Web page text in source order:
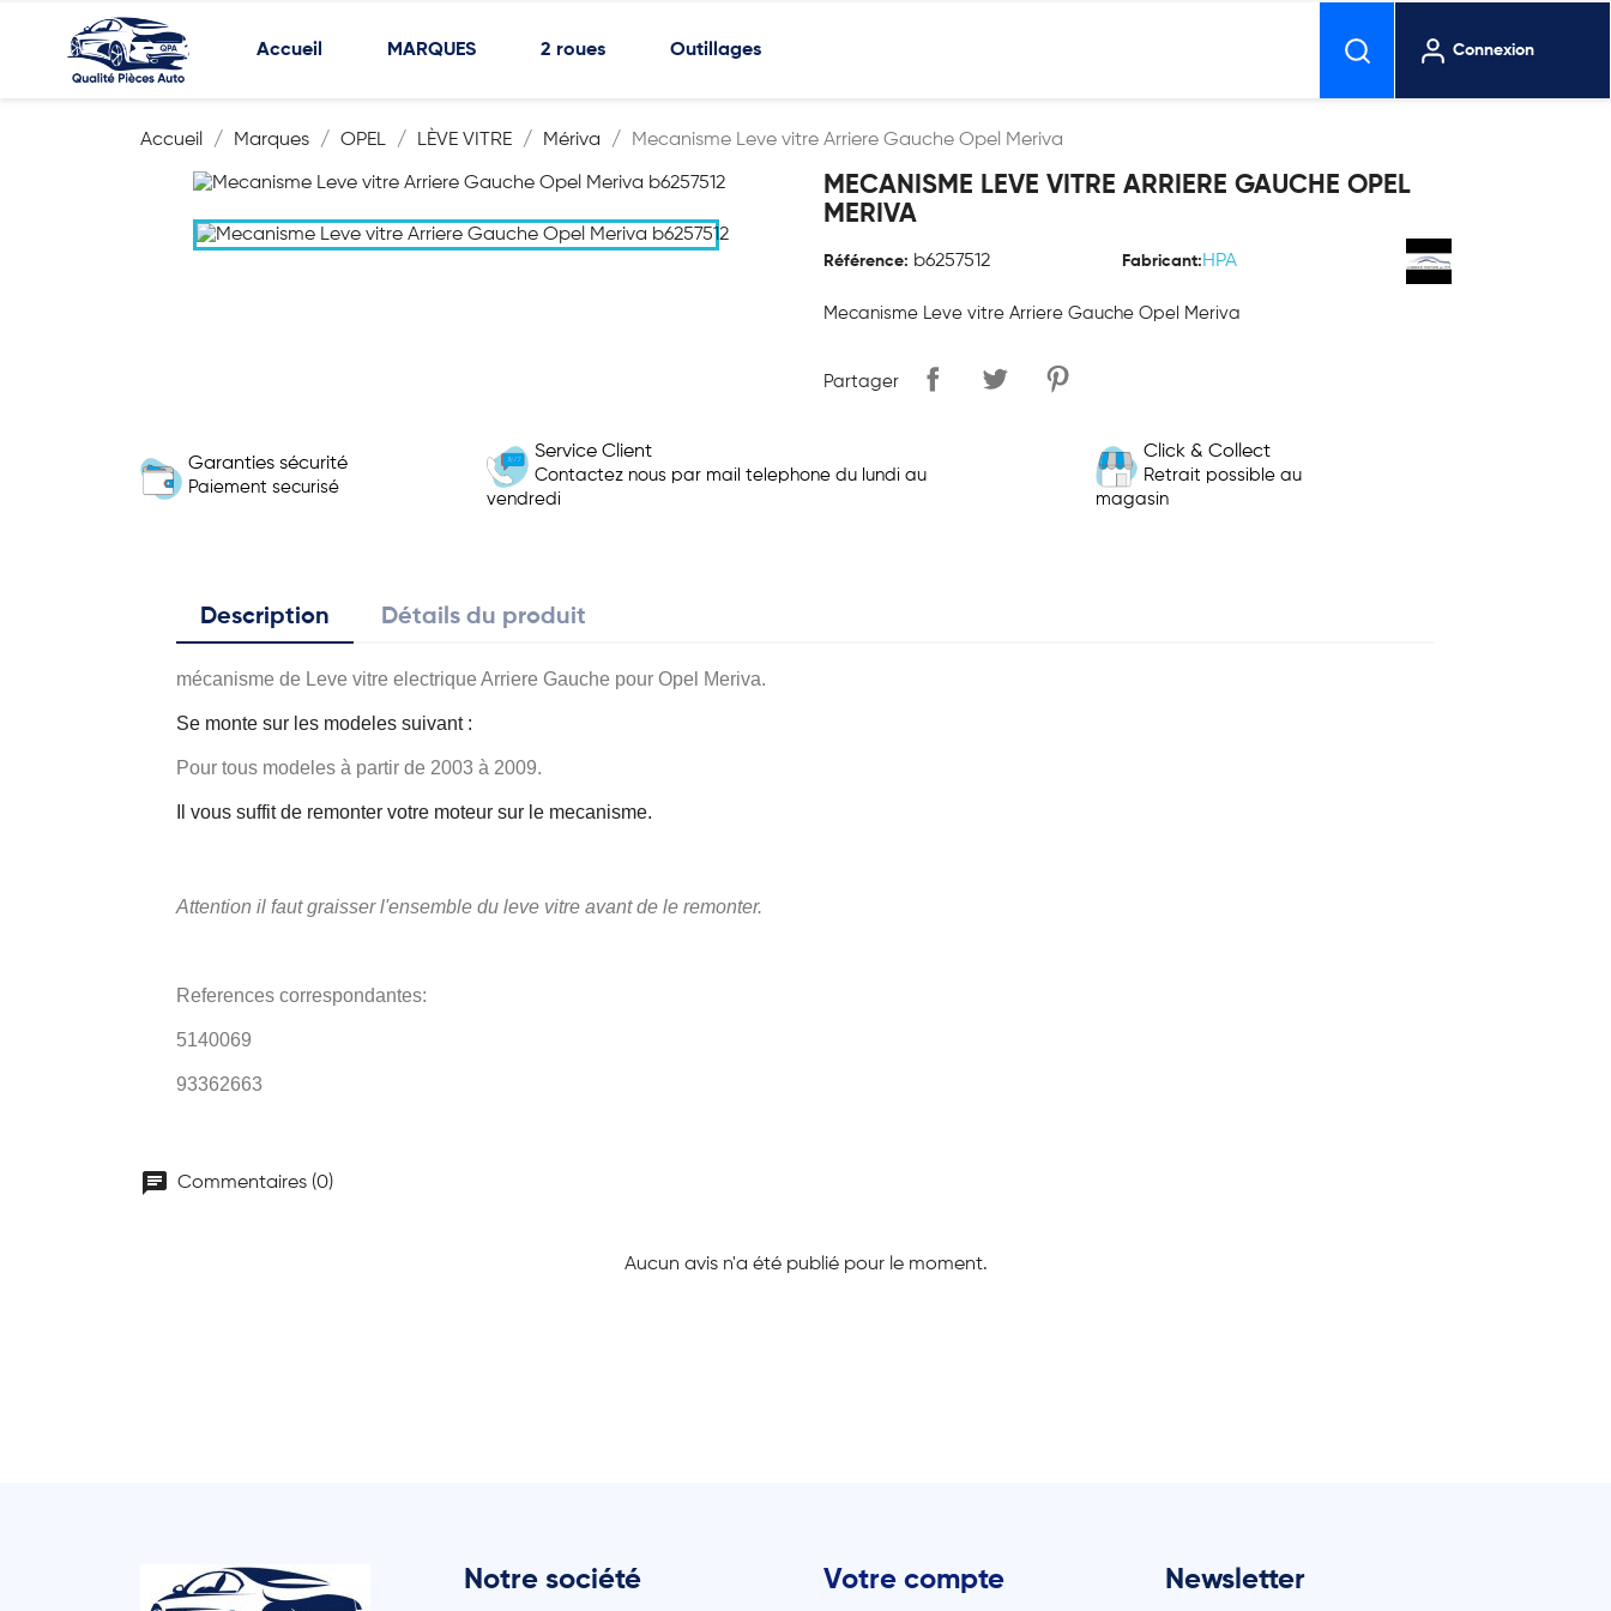
Accueil MARQUES 2 roues Outillages Connexion
Accueil Marques OPEL LÈVE VITRE Mériva Mecanisme Leve vitre Arriere Gauche Opel Meriva
MECANISME LEVE VITRE ARRIERE GAUCHE OPEL
MERIVA
Référence: b6257512 Fabricant: HPA
Mecanisme Leve vitre Arriere Gauche Opel Meriva
Partager
Garanties sécurité
Paiement securisé
Service Client
Contactez nous par mail telephone du lundi au
vendredi
Click & Collect
Retrait possible au
magasin
Description Détails du produit
mécanisme de Leve vitre electrique Arriere Gauche pour Opel Meriva.
Se monte sur les modeles suivant :
Pour tous modeles à partir de 2003 à 2009.
Il vous suffit de remonter votre moteur sur le mecanisme.
Attention il faut graisser l'ensemble du leve vitre avant de le remonter.
References correspondantes:
5140069
93362663
chat Commentaires (0)
Aucun avis n'a été publié pour le moment.
Notre société Votre compte Newsletter